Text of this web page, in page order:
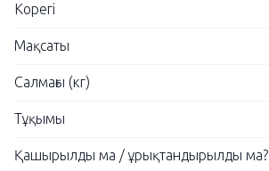
Корегі
Мақсаты
Салмағы (кг)
Тұқымы
Қашырылды ма / ұрықтандырылды ма?